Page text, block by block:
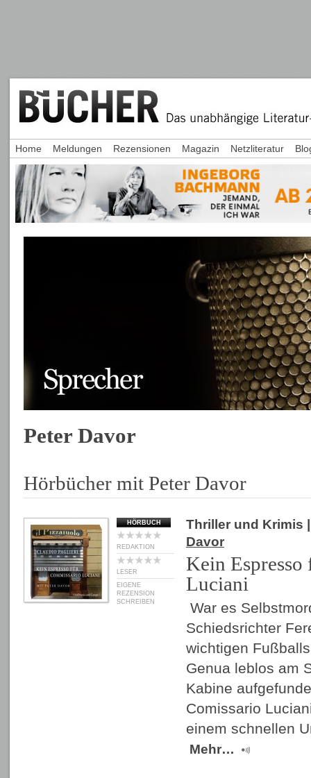
Peter Davor
Hörbücher mit Peter Davor
HÖRBUCH
REDAKTION
LESER
EIGENE
REZENSION
SCHREIBEN
Thriller und Krimis
Davor
Kein
Luciani
War es
Schiedsrichter
wichtigen
Genua leblos am
Kabine
Comissario
einem schnellen
Mehr…
Home Meldungen Rezensionen Magazin Netzliteratur